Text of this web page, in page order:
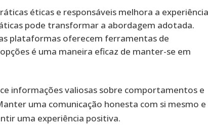
éticas e responsáveis melhora a
pode transformar a abordagem adotada.
plataformas oferecem ferramentas de
é uma maneira eficaz de manter-se em
informações valiosas sobre comportamentos e
uma comunicação honesta com si mesmo e
uma experiência positiva.